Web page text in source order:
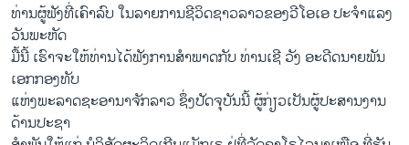
ສຽງ
ລາຍການກະຈາຍສຽງ
ລາຍງານ
ຕິດຕາມພວກເຮົາ ທີ່
ທ່ານຜູ້ຟັງທີ່ເຄົາລົບ ໃນລາຍການຊີວິດຊາວລາວຂອງວີໂອເອ ປະຈຳແລງ
ວັນພະຫັດ
ມື້ນີ້ ເຮົາຈະ​ໃຫ້ທ່ານ​ໄດ້ຟັງການສຳພາດກັບ ​ທ່ານ​ເຊີ ​ວັງ ອະດີດ​ນາຍ​ພັນ​
ເອກ​ກອງທັບ​
ແຫ່ງ​ພະ​ລາດຊະ​ອານາຈັກ​ລາວ ຊຶ່ງ​ປັດ​ຈຸ​ບັນ​ນີ້ ​ຜູ້ກ່ຽວເປັນ​ຜູ້​ປະສານ​ງານ​
ດ້ານ​ປະຊາ